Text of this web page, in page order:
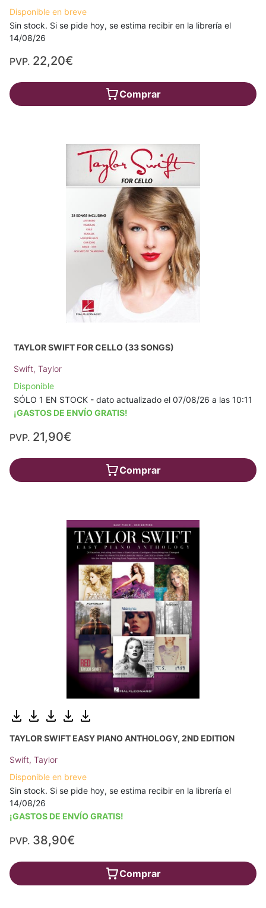
Disponible en breve
Sin stock. Si se pide hoy, se estima recibir en la librería el
14/08/26
PVP. 22,20€
Comprar
TAYLOR SWIFT FOR CELLO (33 SONGS)
Swift, Taylor
Disponible
SÓLO 1 EN STOCK - dato actualizado el 07/08/26 a las 10:11
¡GASTOS DE ENVÍO GRATIS!
PVP. 21,90€
Comprar
TAYLOR SWIFT EASY PIANO ANTHOLOGY, 2ND EDITION
Swift, Taylor
Disponible en breve
Sin stock. Si se pide hoy, se estima recibir en la librería el
14/08/26
¡GASTOS DE ENVÍO GRATIS!
PVP. 38,90€
Comprar